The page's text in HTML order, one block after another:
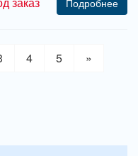
заказ Подробнее
4 5
»